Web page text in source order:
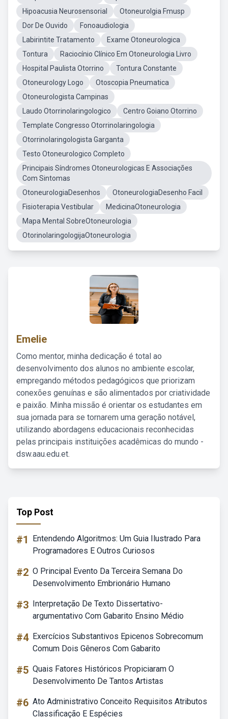
Hipoacusia Neurosensorial
Otoneurolgia Fmusp
Dor De Ouvido
Fonoaudiologia
Labirintite Tratamento
Exame Otoneurologica
Tontura
Raciocínio Clínico Em Otoneurologia Livro
Hospital Paulista Otorrino
Tontura Constante
Otoneurology Logo
Otoscopia Pneumatica
Otoneurologista Campinas
Laudo Otorrinolaringologico
Centro Goiano Otorrino
Template Congresso Otorrinolaringologia
Otorrinolaringologista Garganta
Testo Otoneurologico Completo
Principais Síndromes Otoneurologicas E Associações
Com Sintomas
OtoneurologiaDesenhos
OtoneurologiaDesenho Facil
Fisioterapia Vestibular
MedicinaOtoneurologia
Mapa Mental SobreOtoneurologia
OtorinolaringologijaOtoneurologia
Emelie
Como mentor, minha dedicação é total ao
desenvolvimento dos alunos no ambiente escolar,
empregando métodos pedagógicos que priorizam
conexões genuínas e são alimentados por criatividade
e paixão. Minha missão é orientar os estudantes em
sua jornada para se tornarem uma geração notável,
utilizando abordagens educacionais reconhecidas
pelas principais instituições acadêmicas do mundo -
dsw.aau.edu.et.
Top Post
#1
Entendendo Algoritmos: Um Guia Ilustrado Para
Programadores E Outros Curiosos
#2 O Principal Evento Da Terceira Semana Do
Desenvolvimento Embrionário Humano
#3 Interpretação De Texto Dissertativo-
argumentativo Com Gabarito Ensino Médio
#4 Exercícios Substantivos Epicenos Sobrecomum
Comum Dois Gêneros Com Gabarito
#5 Quais Fatores Históricos Propiciaram O
Desenvolvimento De Tantos Artistas
#6 Ato Administrativo Conceito Requisitos Atributos
Classificação E Espécies